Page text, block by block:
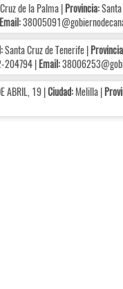
de la Palma |Provincia:Santa
Email:
Santa Cruz de Tenerife |
204794 |Email:
ABRIL, 19 |Ciudad:Melilla |